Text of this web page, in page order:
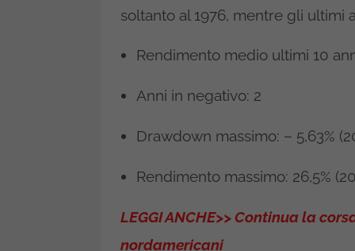
soltanto al 1976, mentre gli ultimi
Rendimento medio ultimi 10
Anni in negativo: 2
Drawdown massimo: – 5,63%
Rendimento massimo: 26,5%
LEGGI ANCHE>> Continua la
nordamericani